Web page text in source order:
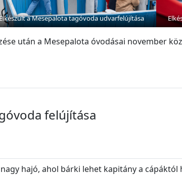
a Mesepalota tagóvoda udvarfelújítása
után a Mesepalota óvodásai november
felújítása
hajó, ahol bárki lehet kapitány a